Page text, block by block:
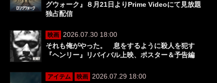
グウォーク』８月21日よりPrime Videoにて見放題
独占配信
映画 2026.07.30 18:00
それも俺がやった。 息をするように殺人を犯す
『ヘンリー』リバイバル上映、ポスター＆予告編
アイテム 映画 2026.07.29 18:00